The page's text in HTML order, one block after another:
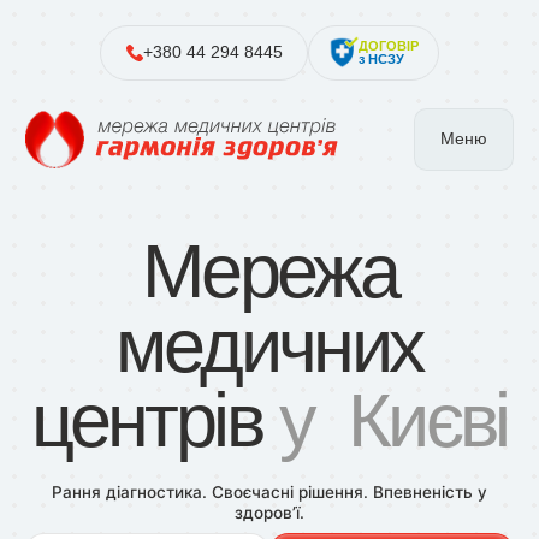
+380 44 294 8445
ДОГОВІР
з НСЗУ
Меню
Мережа
медичних
центріву Києві
Рання діагностика. Своєчасні рішення. Впевненість у
здоров’ї.
послуги